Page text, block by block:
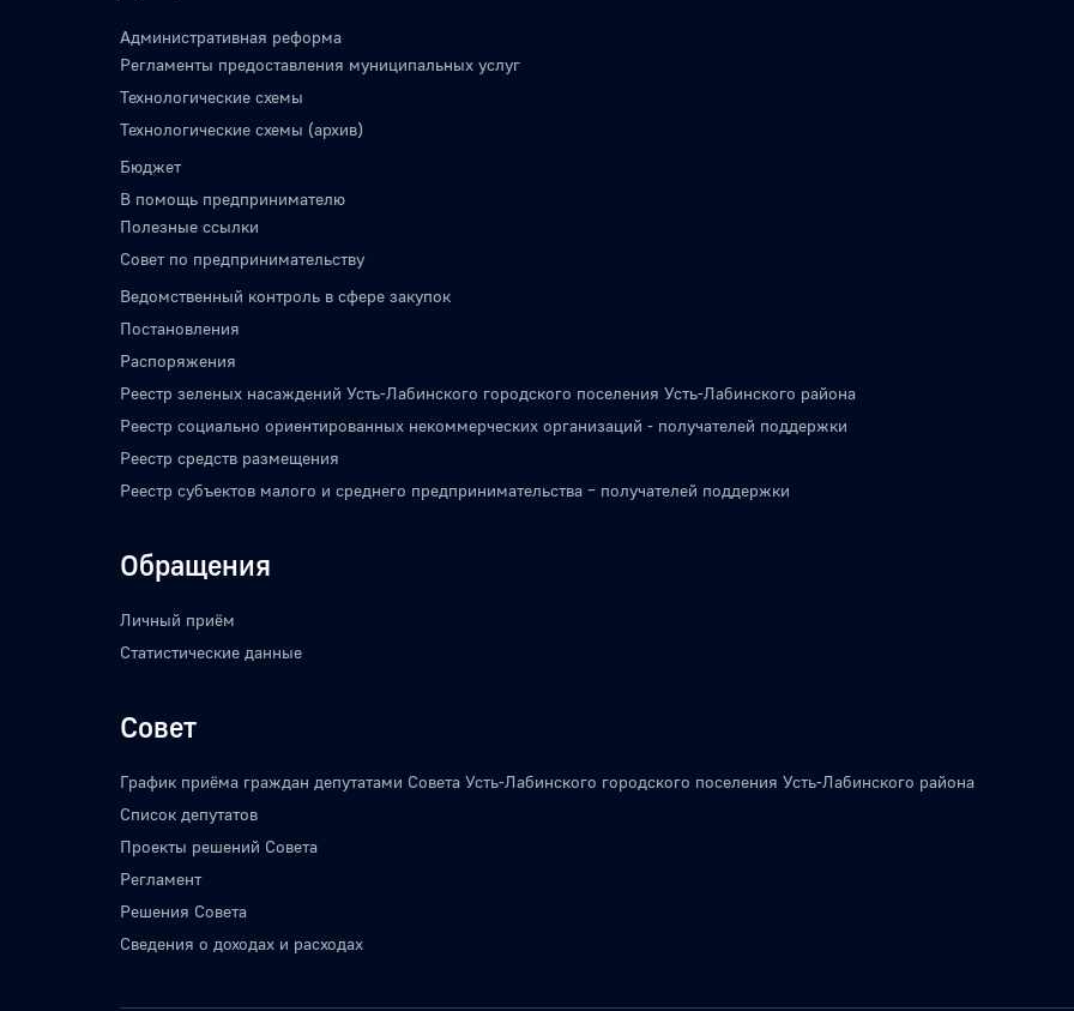
Административная реформа
Регламенты предоставления муниципальных услуг
Технологические схемы
Технологические схемы (архив)
Бюджет
В помощь предпринимателю
Полезные ссылки
Совет по предпринимательству
Ведомственный контроль в сфере закупок
Постановления
Распоряжения
Реестр зеленых насаждений Усть-Лабинского городского поселения Усть-Лабинского района
Реестр социально ориентированных некоммерческих организаций - получателей поддержки
Реестр средств размещения
Реестр субъектов малого и среднего предпринимательства – получателей поддержки
Обращения
Личный приём
Статистические данные
Совет
График приёма граждан депутатами Совета Усть-Лабинского городского поселения Усть-Лабинского района
Список депутатов
Проекты решений Совета
Регламент
Решения Совета
Сведения о доходах и расходах